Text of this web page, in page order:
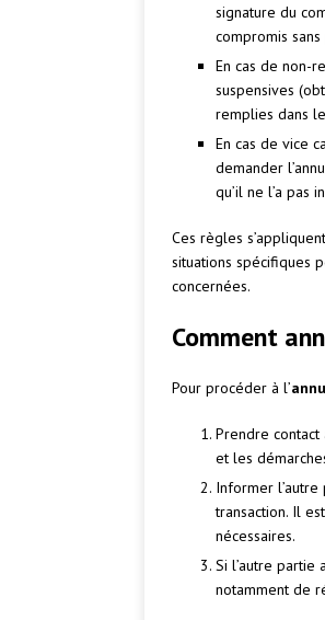
signature du
compromis
En cas de non-
suspensives
remplies dans
En cas de vice
demander
qu’il ne l’a pas
Ces règles
situations spécifiques
concernées.
Comment
Pour procéder à l’
Prendre
et les
Informer
transaction. Il
nécessaires.
Si l’autre partie
notamment de